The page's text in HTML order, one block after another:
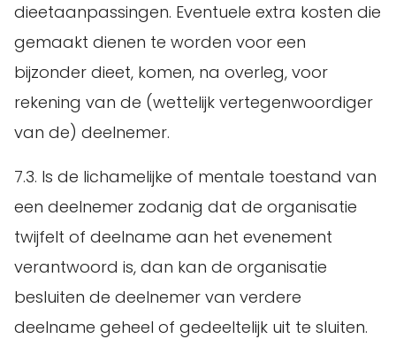
dieetaanpassingen. Eventuele extra kosten die
gemaakt dienen te worden voor een
bijzonder dieet, komen, na overleg, voor
rekening van de (wettelijk vertegenwoordiger
van de) deelnemer.
7.3. Is de lichamelijke of mentale toestand van
een deelnemer zodanig dat de organisatie
twijfelt of deelname aan het evenement
verantwoord is, dan kan de organisatie
besluiten de deelnemer van verdere
deelname geheel of gedeeltelijk uit te sluiten.